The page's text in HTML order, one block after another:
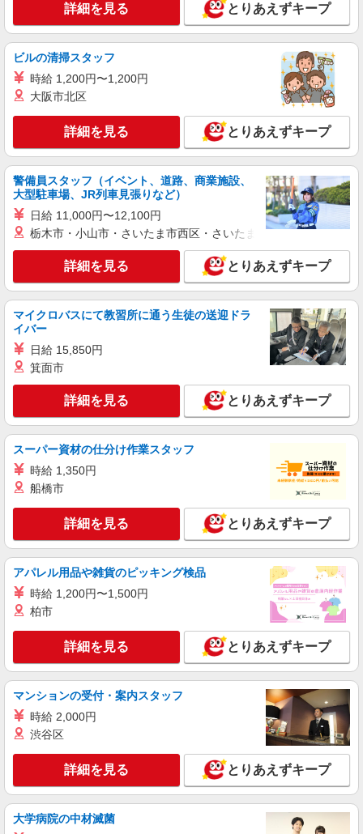
詳細を見る とりあえずキープ
ビルの清掃スタッフ
時給 1,200円〜1,200円
大阪市北区
詳細を見る とりあえずキープ
警備員スタッフ（イベント、道路、商業施設、
大型駐車場、JR列車見張りなど）
日給 11,000円〜12,100円
栃木市・小山市・さいたま市西区・さいたま市岩槻区・久喜市・
詳細を見る とりあえずキープ
マイクロバスにて教習所に通う生徒の送迎ドラ
イバー
日給 15,850円
箕面市
詳細を見る とりあえずキープ
スーパー資材の仕分け作業スタッフ
時給 1,350円
船橋市
詳細を見る とりあえずキープ
アパレル用品や雑貨のピッキング検品
時給 1,200円〜1,500円
柏市
詳細を見る とりあえずキープ
マンションの受付・案内スタッフ
時給 2,000円
渋谷区
詳細を見る とりあえずキープ
大学病院の中材滅菌